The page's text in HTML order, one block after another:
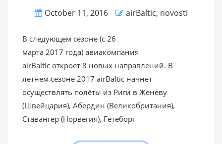
October 11, 2016 airBaltic, novosti
В следующем сезоне (с 26
марта 2017 года) авиакомпания
airBaltic откроет 8 новых направлений. В
летнем сезоне 2017 airBaltic начнёт
осуществлять полёты из Риги в Женеву
(Швейцария), Абердин (Великобритания),
Ставангер (Норвегия), Гётеборг